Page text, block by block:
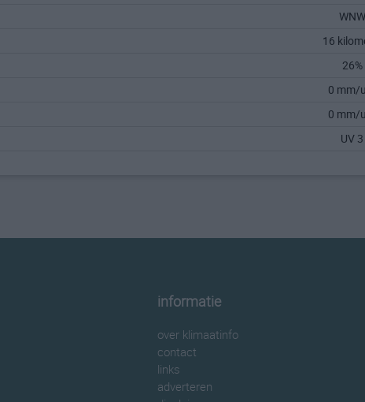
WNW
16
26%
0 mm/
0 mm/
UV 3
informatie
over klimaatinfo
contact
links
adverteren